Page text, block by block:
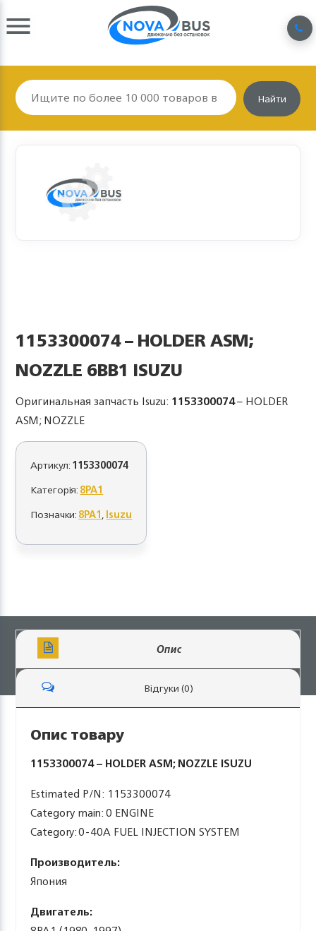
Найти
1153300074 – HOLDER ASM;
NOZZLE 6BB1 ISUZU
Оригинальная запчасть Isuzu: 1153300074– HOLDER
ASM; NOZZLE
Артикул:1153300074
Категорія:8PA1
Позначки:8PA1,Isuzu
Опис
Відгуки (0)
Опис товару
1153300074 – HOLDER ASM; NOZZLE ISUZU
Estimated P/N: 1153300074
Category main: 0 ENGINE
Category: 0-40A FUEL INJECTION SYSTEM
Производитель:
Япония
Двигатель: